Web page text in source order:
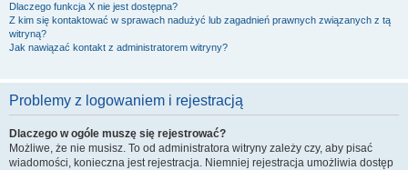
Dlaczego funkcja X nie jest dostępna?
Z kim się kontaktować w sprawach nadużyć lub zagadnień prawnych związanych z tą
witryną?
Jak nawiązać kontakt z administratorem witryny?
Problemy z logowaniem i rejestracją
Dlaczego w ogóle muszę się rejestrować?
Możliwe, że nie musisz. To od administratora witryny zależy czy, aby pisać
wiadomości, konieczna jest rejestracja. Niemniej rejestracja umożliwia dostęp